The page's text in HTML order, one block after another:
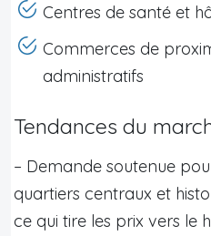
Centres de santé et
Commerces de
administratifs
Tendances du
– Demande soutenue
quartiers centraux et
ce qui tire les prix vers le